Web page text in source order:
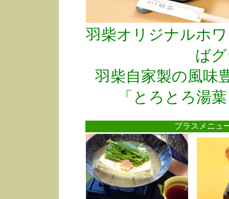
羽柴オリジナルホ
ば
羽柴自家製の風味
「とろとろ湯
プラスメニ